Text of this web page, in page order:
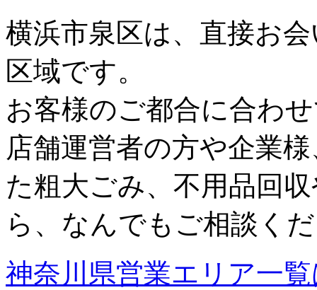
横浜市泉区は、直接お
区域です。
お客様のご都合に合わ
店舗運営者の方や企業
た粗大ごみ、不用品回
ら、なんでもご相談く
神奈川県営業エリア一